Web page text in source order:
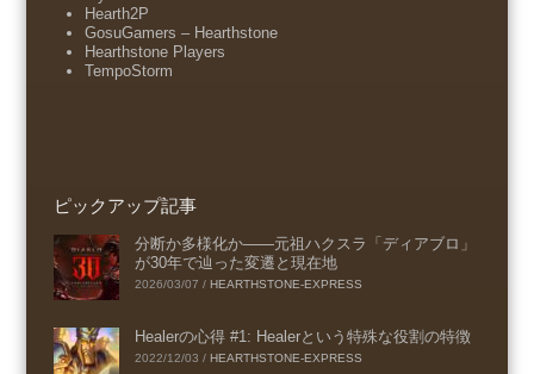
Hearth2P
GosuGamers – Hearthstone
Hearthstone Players
TempoStorm
ピックアップ記事
分断か多様化か――元祖ハクスラ「ディアブロ」
が30年で辿った変遷と現在地
2026/03/07 / HEARTHSTONE-EXPRESS
Healerの心得 #1: Healerという特殊な役割の特徴
2022/12/03 / HEARTHSTONE-EXPRESS